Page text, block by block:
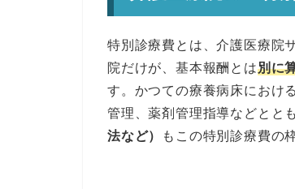
特別診療費とは、介護医療院
院だけが、基本報酬とは別に
す。かつての療養病床におけ
管理、薬剤管理指導などととも
法など）
もこの特別診療費の